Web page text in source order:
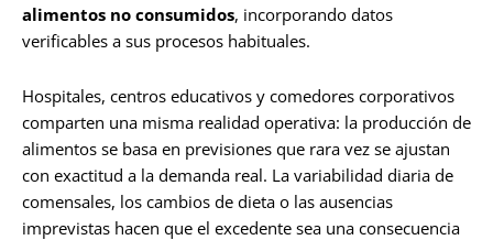
alimentos no consumidos, incorporando datos
verificables a sus procesos habituales.
Hospitales, centros educativos y comedores corporativos
comparten una misma realidad operativa: la producción de
alimentos se basa en previsiones que rara vez se ajustan
con exactitud a la demanda real. La variabilidad diaria de
comensales, los cambios de dieta o las ausencias
imprevistas hacen que el excedente sea una consecuencia